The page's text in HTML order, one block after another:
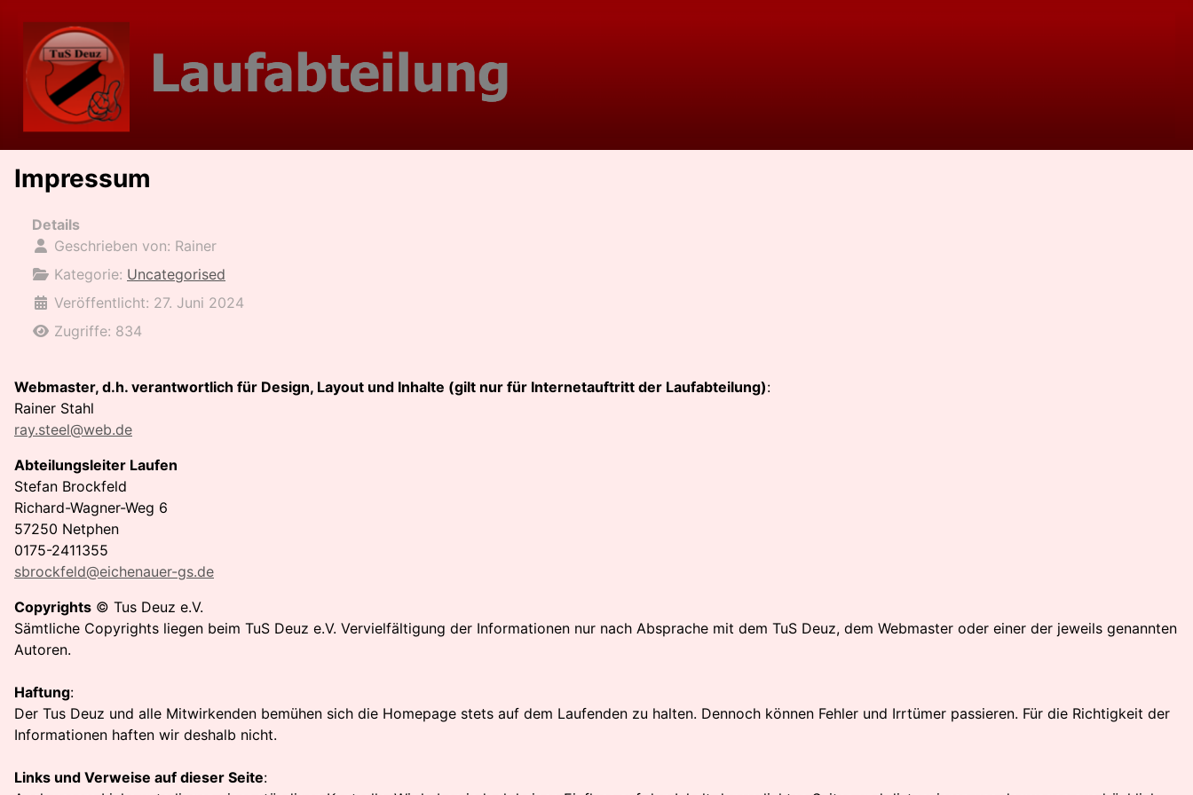
Impressum
Details
Geschrieben von: Rainer
Kategorie: Uncategorised
Veröffentlicht: 27. Juni 2024
Zugriffe: 834
Webmaster, d.h. verantwortlich für Design, Layout und Inhalte (gilt nur für Internetauftritt der Laufabteilung):
Rainer Stahl
ray.steel@web.de
Abteilungsleiter Laufen
Stefan Brockfeld
Richard-Wagner-Weg 6
57250 Netphen
0175-2411355
sbrockfeld@eichenauer-gs.de
Copyrights © Tus Deuz e.V.
Sämtliche Copyrights liegen beim TuS Deuz e.V. Vervielfältigung der Informationen nur nach Absprache mit dem TuS Deuz, dem Webmaster oder einer der jeweils genannten
Autoren.
Haftung:
Der Tus Deuz und alle Mitwirkenden bemühen sich die Homepage stets auf dem Laufenden zu halten. Dennoch können Fehler und Irrtümer passieren. Für die Richtigkeit der
Informationen haften wir deshalb nicht.
Links und Verweise auf dieser Seite: